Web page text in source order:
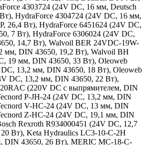
4303724 (24V DC, 16 мм, Deutsch
HydraForce 4304724 (24V DC, 16 мм,
26,4 Вт), HydraForce 6451624 (24V DC,
7 Вт), HydraForce 6306024 (24V DC,
14,7 Вт), Walvoil BER 24VDC-19W-
мм, DIN 43650, 19,2 Вт), Walvoil BH
19 мм, DIN 43650, 33 Вт), Oleoweb
13,2 мм, DIN 43650, 18 Вт), Oleoweb
DC, 13,2 мм, DIN 43650, 22 Вт),
(220V DC с выпрямителем, DIN
P-JH-24 (24V DC, 13,2 мм, DIN
V-HC-24 (24V DC, 13 мм, DIN
Z-HC-24 (24V DC, 19,1 мм, DIN
Rexroth R934000451 (24V DC, 12,7
Вт), Keta Hydraulics LC3-10-C-2H
DIN 43650, 26 Вт), MERIC MC-18-C-